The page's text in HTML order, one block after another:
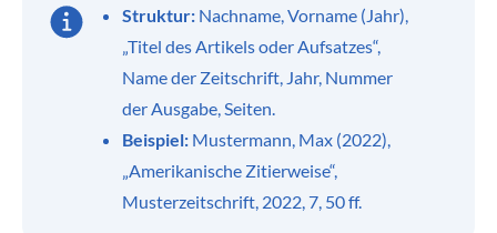
Struktur: Nachname, Vorname (Jahr),
„Titel des Artikels oder Aufsatzes“,
Name der Zeitschrift, Jahr, Nummer
der Ausgabe, Seiten.
Beispiel: Mustermann, Max (2022),
„Amerikanische Zitierweise“,
Musterzeitschrift, 2022, 7, 50 ff.